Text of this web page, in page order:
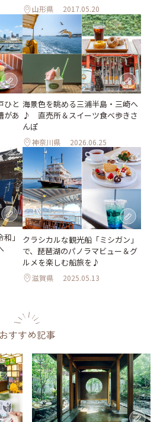
山形県 2017.05.20
ひと
があ
海景色を眺める三浦半島・三崎へ
♪ 直売所＆スイーツ食べ歩きさ
んぽ
神奈川県 2026.06.25
」
クラシカルな観光船「ミシガン」
で、琵琶湖のパノラマビュー＆グ
ルメを楽しむ船旅を♪
滋賀県 2025.05.13
おすすめ記事